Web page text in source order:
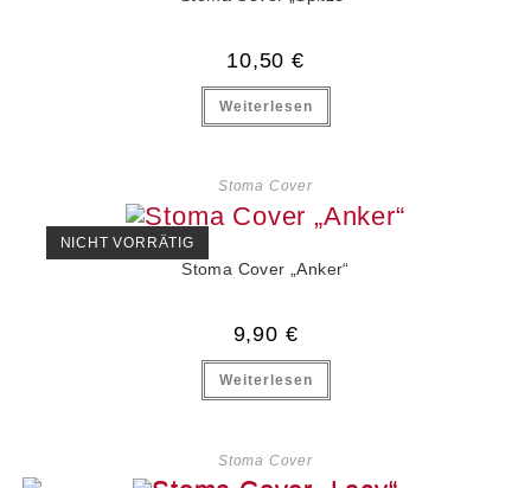
10,50 €
Weiterlesen
Stoma Cover
NICHT VORRÄTIG
Stoma Cover „Anker“
9,90 €
Weiterlesen
Stoma Cover